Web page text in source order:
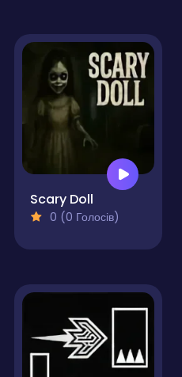
Scary Doll
0 (0 Голосів)